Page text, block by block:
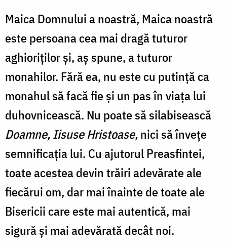
Maica Domnului a noastră, Maica noastră
este persoana cea mai dragă tuturor
aghioriților și, aș spune, a tuturor
monahilor. Fără ea, nu este cu putință ca
monahul să facă fie și un pas în viața lui
duhovnicească. Nu poate să silabisească
Doamne, Iisuse Hristoase,nici să învețe
semnificația lui. Cu ajutorul Preasfintei,
toate acestea devin trăiri adevărate ale
fiecărui om, dar mai înainte de toate ale
Bisericii care este mai autentică, mai
sigură și mai adevărată decât noi.